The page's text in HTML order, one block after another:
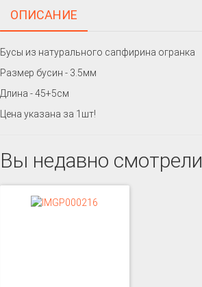
ОПИСАНИЕ
Бусы из натурального сапфирина огранка
Размер бусин - 3.5мм
Длина - 45+5см
Цена указана за 1шт!
Вы недавно смотрели